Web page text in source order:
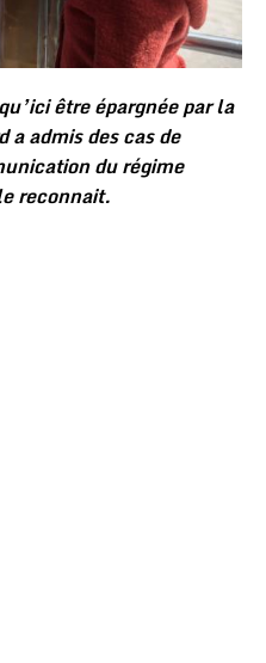
être épargnée par la
a admis des cas de
du régime
reconnait.